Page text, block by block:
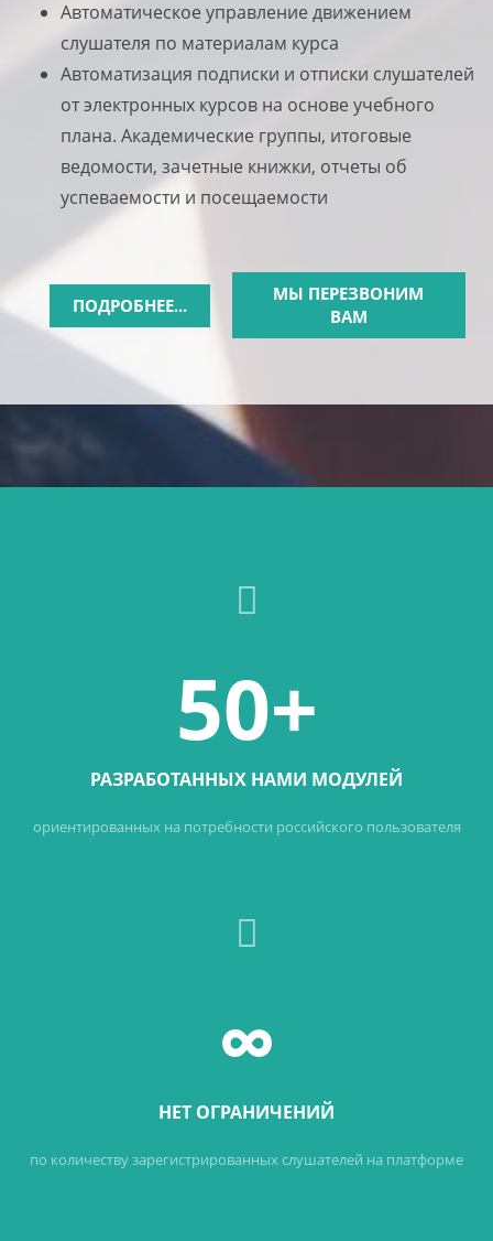
Автоматическое управление движением
слушателя по материалам курса
Автоматизация подписки и отписки слушателей
от электронных курсов на основе учебного
плана. Академические группы, итоговые
ведомости, зачетные книжки, отчеты об
успеваемости и посещаемости
ПОДРОБНЕЕ...
МЫ ПЕРЕЗВОНИМ
ВАМ
50+
РАЗРАБОТАННЫХ НАМИ МОДУЛЕЙ
ориентированных на потребности российского пользователя
∞
НЕТ ОГРАНИЧЕНИЙ
по количеству зарегистрированных слушателей на платформе